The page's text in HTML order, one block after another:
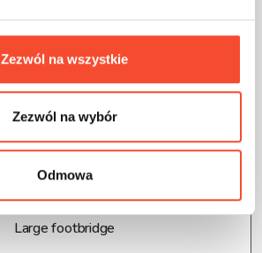
Zezwól na wszystkie
Zezwól na wybór
Odmowa
Large footbridge